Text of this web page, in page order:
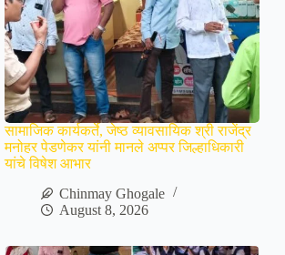
सामाजिक कार्यकर्ते, जेष्ठ व्यावसायिक श्री राजेंद्र
मनोहर पेडणेकर यांनी मानले अप्पर जिल्हाधिकारी
यांचे विषेश आभार
Chinmay Ghogale
August 8, 2026